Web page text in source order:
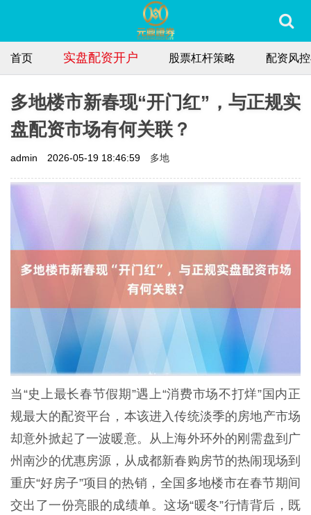
首页 实盘配资开户 股票杠杆策略 配资风
多地楼市新春现“开门红”，与正规实
盘配资市场有何关联？
admin 2026-05-19 18:46:59 多地
当“史上最长春节假期”遇上“消费市场不打烊”国内正
规最大的配资平台，本该进入传统淡季的房地产市场
却意外掀起了一波暖意。从上海外环外的刚需盘到广
州南沙的优惠房源，从成都新春购房节的热闹现场到
重庆“好房子”项目的热销，全国多地楼市在春节期间
交出了一份亮眼的成绩单。这场“暖冬”行情背后，既